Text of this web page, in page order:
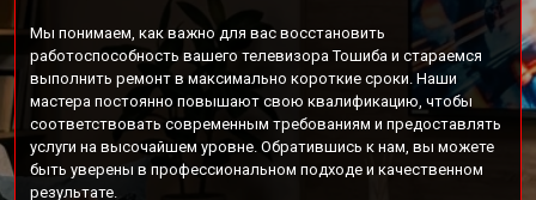
Мы понимаем, как важно для вас восстановить
работоспособность вашего телевизора Тошиба и стараемся
выполнить ремонт в максимально короткие сроки. Наши
мастера постоянно повышают свою квалификацию, чтобы
соответствовать современным требованиям и предоставлять
услуги на высочайшем уровне. Обратившись к нам, вы можете
быть уверены в профессиональном подходе и качественном
результате.